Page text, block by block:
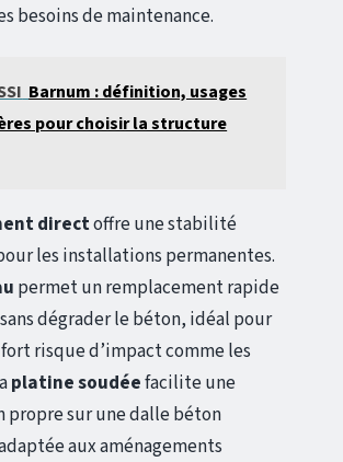
besoins de maintenance.
Barnum : définition, usages
pour choisir la structure
directoffre une stabilité
les installations permanentes.
permet un remplacement rapide
dégrader le béton, idéal pour
fort risque d’impact comme les
platine soudéefacilite une
sur une dalle béton
aux aménagements